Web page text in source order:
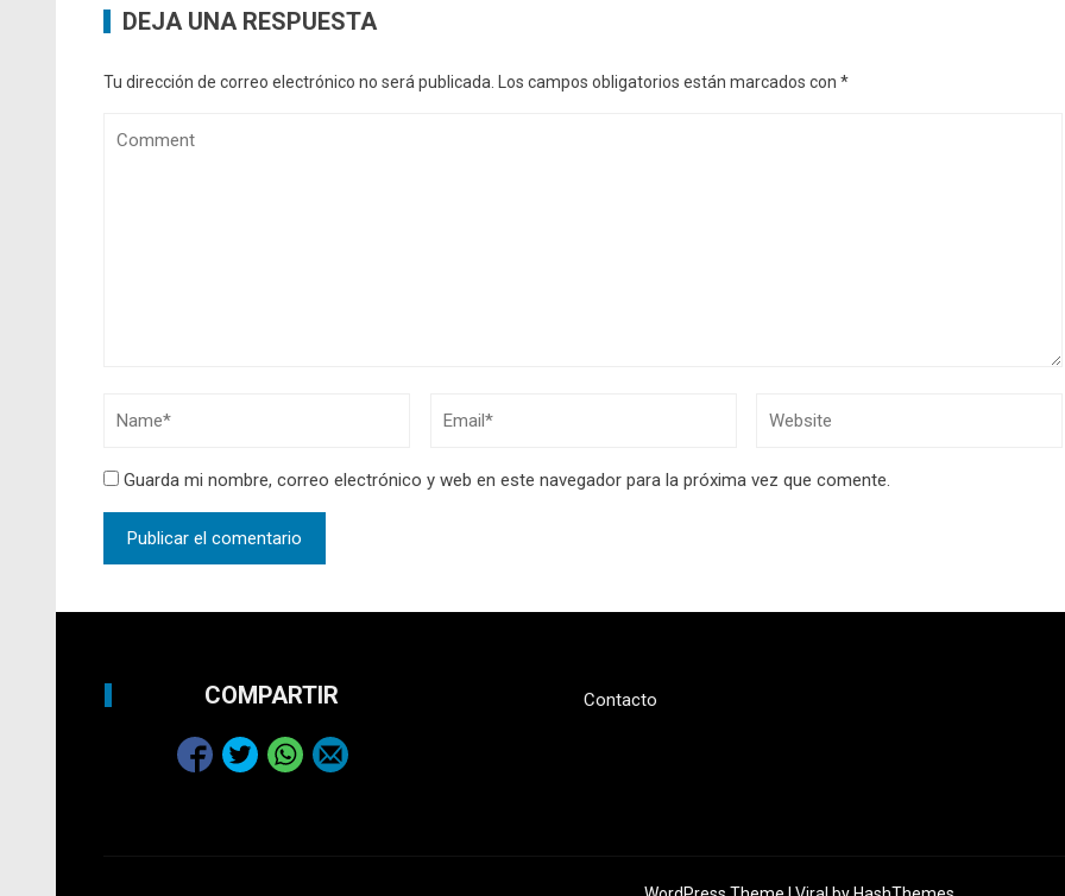
DEJA UNA RESPUESTA
Tu dirección de correo electrónico no será publicada. Los campos obligatorios están marcados con *
Guarda mi nombre, correo electrónico y web en este navegador para la próxima vez que comente.
COMPARTIR Contacto